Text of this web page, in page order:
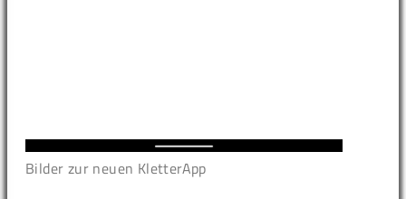
Bilder zur neuen KletterApp